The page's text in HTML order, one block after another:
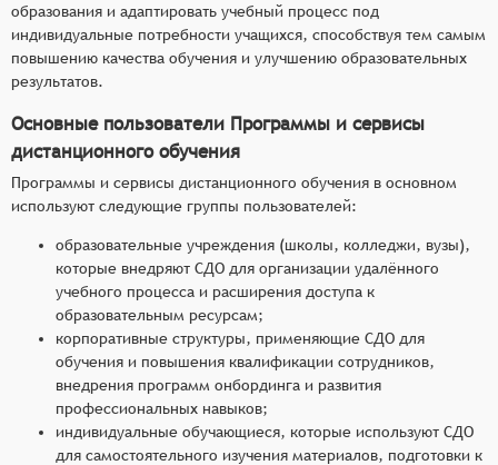
образования и адаптировать учебный процесс под
индивидуальные потребности учащихся, способствуя тем самым
повышению качества обучения и улучшению образовательных
результатов.
Основные пользователи Программы и сервисы
дистанционного обучения
Программы и сервисы дистанционного обучения в основном
используют следующие группы пользователей:
образовательные учреждения (школы, колледжи, вузы),
которые внедряют СДО для организации удалённого
учебного процесса и расширения доступа к
образовательным ресурсам;
корпоративные структуры, применяющие СДО для
обучения и повышения квалификации сотрудников,
внедрения программ онбординга и развития
профессиональных навыков;
индивидуальные обучающиеся, которые используют СДО
для самостоятельного изучения материалов, подготовки к